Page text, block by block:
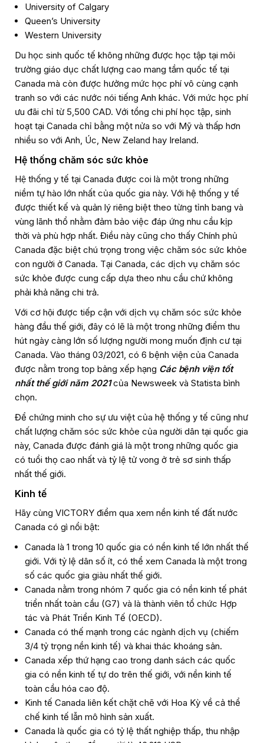
University of Calgary
Queen’s University
Western University
Du học sinh quốc tế không những được học tập tại môi
trường giáo dục chất lượng cao mang tầm quốc tế tại
Canada mà còn được hưởng mức học phí vô cùng cạnh
tranh so với các nước nói tiếng Anh khác. Với mức học phí
ưu đãi chỉ từ 5,500 CAD. Với tổng chi phí học tập, sinh
hoạt tại Canada chỉ bằng một nửa so với Mỹ và thấp hơn
nhiều so với Anh, Úc, New Zeland hay Ireland.
Hệ thống chăm sóc sức khỏe
Hệ thống y tế tại Canada được coi là một trong những
niềm tự hào lớn nhất của quốc gia này. Với hệ thống y tế
được thiết kế và quản lý riêng biệt theo từng tỉnh bang và
vùng lãnh thổ nhằm đảm bảo việc đáp ứng nhu cầu kịp
thời và phù hợp nhất. Điều này cũng cho thấy Chính phủ
Canada đặc biệt chú trọng trong việc chăm sóc sức khỏe
con người ở Canada. Tại Canada, các dịch vụ chăm sóc
sức khỏe được cung cấp dựa theo nhu cầu chứ không
phải khả năng chi trả.
Với cơ hội được tiếp cận với dịch vụ chăm sóc sức khỏe
hàng đầu thế giới, đây có lẽ là một trong những điểm thu
hút ngày càng lớn số lượng người mong muốn định cư tại
Canada. Vào tháng 03/2021, có 6 bệnh viện của Canada
được nằm trong top bảng xếp hạng Các bệnh viện tốt
nhất thế giới năm 2021của Newsweek và Statista bình
chọn.
Để chứng minh cho sự ưu việt của hệ thống y tế cũng như
chất lượng chăm sóc sức khỏe của người dân tại quốc gia
này, Canada được đánh giá là một trong những quốc gia
có tuổi thọ cao nhất và tỷ lệ tử vong ở trẻ sơ sinh thấp
nhất thế giới.
Kinh tế
Hãy cùng VICTORY điểm qua xem nền kinh tế đất nước
Canada có gì nổi bật:
Canada là 1 trong 10 quốc gia có nền kinh tế lớn nhất thế
giới. Với tỷ lệ dân số ít, có thể xem Canada là một trong
số các quốc gia giàu nhất thế giới.
Canada nằm trong nhóm 7 quốc gia có nền kinh tế phát
triển nhất toàn cầu (G7) và là thành viên tổ chức Hợp
tác và Phát Triển Kinh Tế (OECD).
Canada có thế mạnh trong các ngành dịch vụ (chiếm
3/4 tỷ trọng nền kinh tế) và khai thác khoáng sản.
Canada xếp thứ hạng cao trong danh sách các quốc
gia có nền kinh tế tự do trên thế giới, với nền kinh tế
toàn cầu hóa cao độ.
Kinh tế Canada liên kết chặt chẽ với Hoa Kỳ về cả thể
chế kinh tế lẫn mô hình sản xuất.
Canada là quốc gia có tỷ lệ thất nghiệp thấp, thu nhập